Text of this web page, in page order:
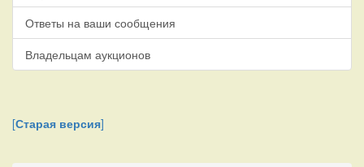
Ответы на ваши сообщения
Владельцам аукционов
[Старая версия]